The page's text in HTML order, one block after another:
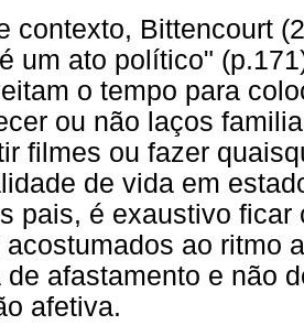
contexto, Bittencourt
um ato político"
o tempo para
ou não laços
filmes ou fazer
de vida em
pais, é exaustivo
acostumados ao ritmo
de afastamento e não
afetiva.